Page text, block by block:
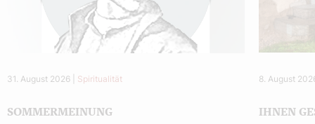
31. August 2026 Spiritualität
SOMMERMEINUNG
8. August
IHNEN